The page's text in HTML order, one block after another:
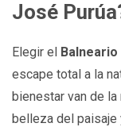
José
Elegir el Balneario
escape total a la
bienestar van de
belleza del paisaje